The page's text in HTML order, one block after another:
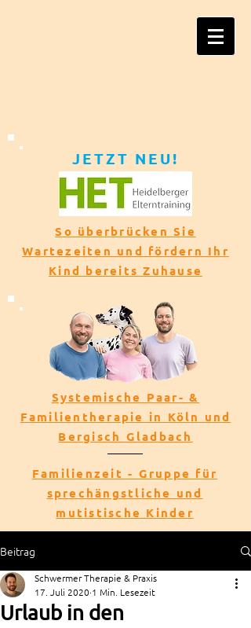
JETZT NEU!​​
So überbrücken Sie
Wartezeiten und fördern Ihr
Kind bereits Zuhause
Systemische Paar- &
Familientherapie in Köln und
Bergisch Gladbach
Familienzeit - Gruppe für
sprechängstliche und
mutistische Kinder
Beitrag
Urlaub in den
Schwermer Therapie & Praxis
17. Juli 2020 1 Min. Lesezeit